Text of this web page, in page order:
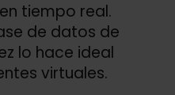
tiempo real.
de datos de
lo hace ideal
virtuales.